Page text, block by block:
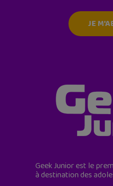
JE
Geek Junior est le
à destination des